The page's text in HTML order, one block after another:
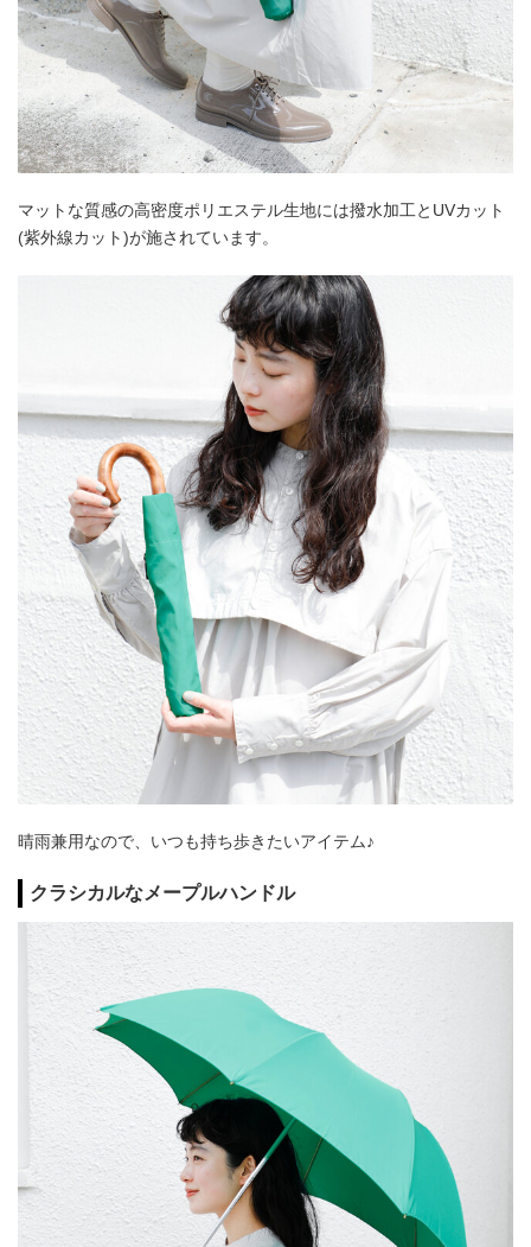
マットな質感の高密度ポリエステル生地には撥水加工とUVカット
(紫外線カット)が施されています。
晴雨兼用なので、いつも持ち歩きたいアイテム♪
クラシカルなメープルハンドル